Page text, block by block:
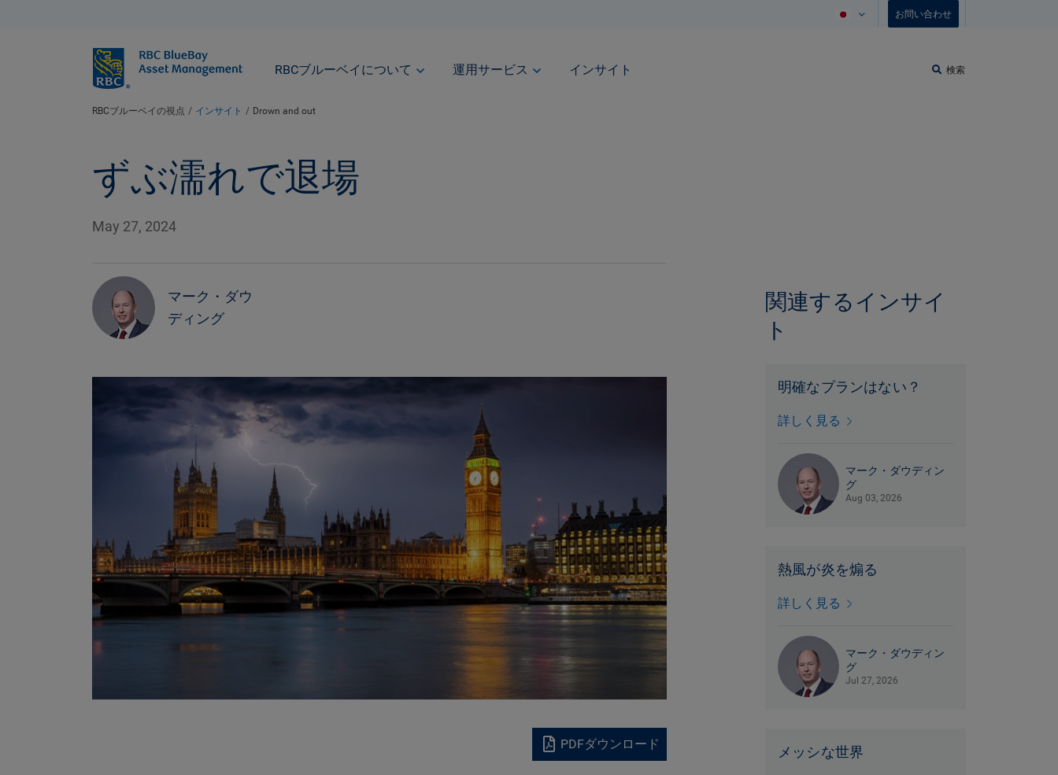
お問い合わせ
BlueBay
RBCブルーベイについて 運用サービス インサイト 検索
RBCブルーベイの視点 インサイト Drown and out
ずぶ濡れで退場
May 27, 2024
マーク・ダウ
ディング
PDFダウンロード
関連するインサイ
ト
明確なプランはない？
詳しく見る
マーク・ダウディン
グ
Aug 03, 2026
熱風が炎を煽る
詳しく見る
マーク・ダウディン
グ
Jul 27, 2026
メッシな世界